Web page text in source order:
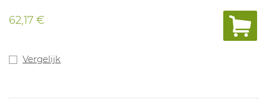
EN ISO 20345:2022
Van 35 tot 48
62,17 €
Vergelijk